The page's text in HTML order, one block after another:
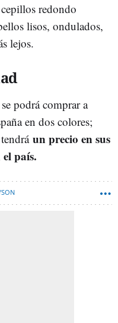
redondo
lisos, ondulados,
lejos.
podrá comprar a
en dos colores;
un precio en sus
país.